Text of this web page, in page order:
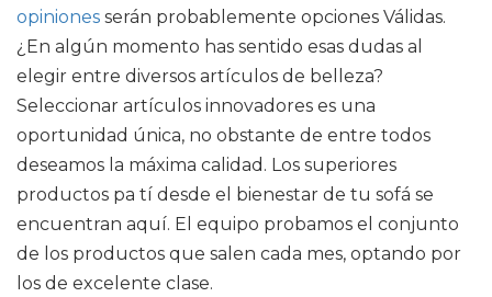
opiniones serán probablemente opciones Válidas.
¿En algún momento has sentido esas dudas al
elegir entre diversos artículos de belleza?
Seleccionar artículos innovadores es una
oportunidad única, no obstante de entre todos
deseamos la máxima calidad. Los superiores
productos pa tí desde el bienestar de tu sofá se
encuentran aquí. El equipo probamos el conjunto
de los productos que salen cada mes, optando por
los de excelente clase.